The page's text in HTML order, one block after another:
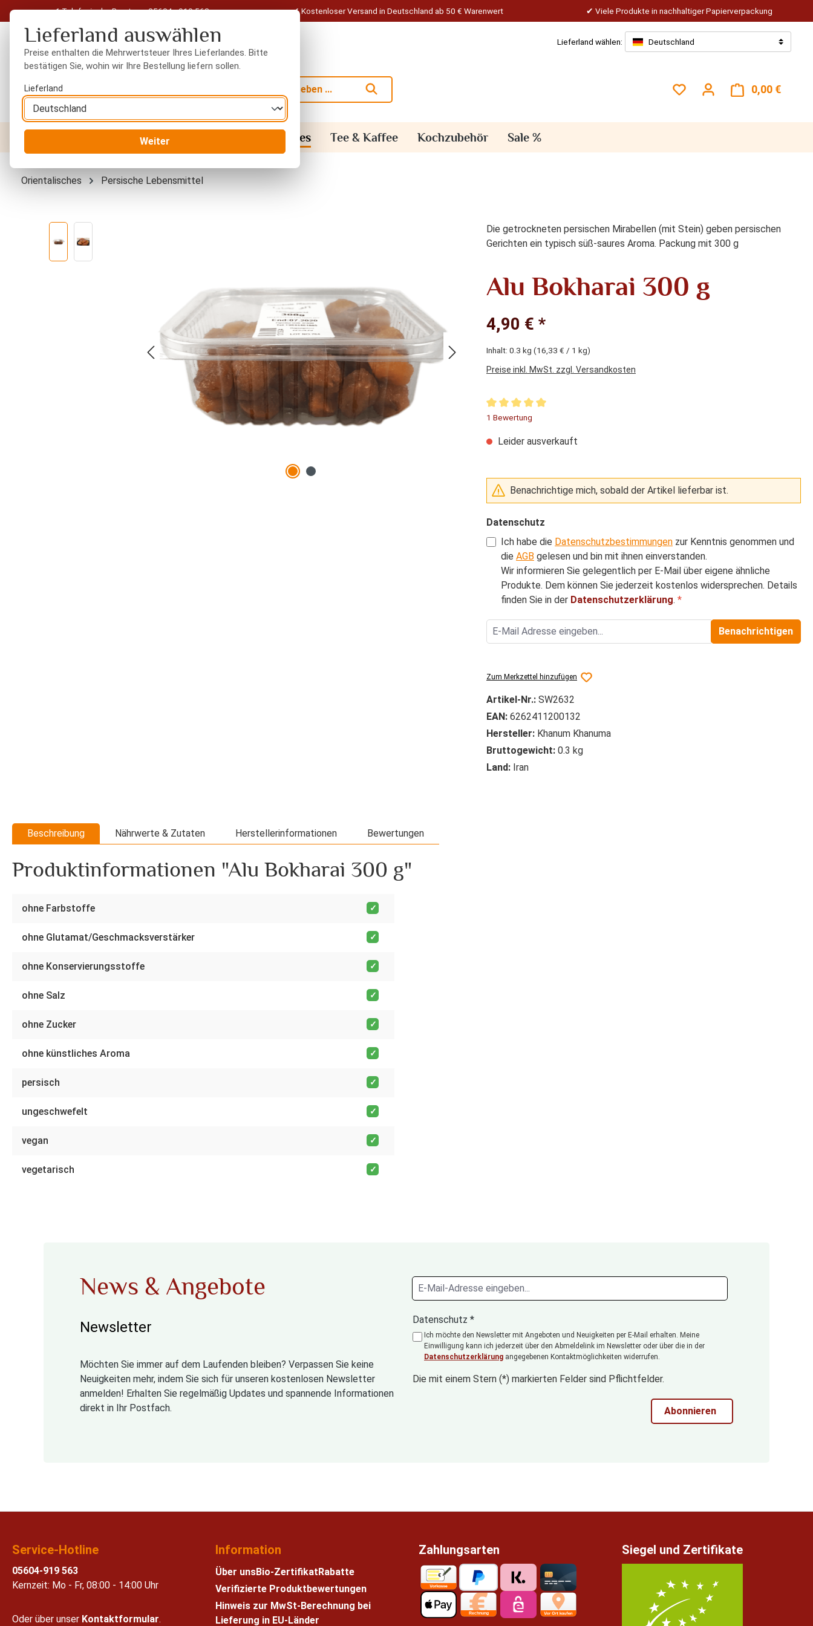
Hauptinhalt springen
Zur Suche springen
Zur Hauptnavigation springen
Telefonische Beratung: 05604 - 919 563 Kostenloser Versand in Deutschland ab 50 € Warenwert Viele Produkte in nachhaltiger Papierverpackung
Lieferland wählen: Deutschland
Du hast 0 Produkte auf
0,00 €
Trockenfrüchte Gewürze Orientalisches Tee & Kaffee Kochzubehör Sale %
Orientalisches Persische Lebensmittel
Bildergalerie überspringen
Die getrockneten persischen Mirabellen (mit Stein) geben persischen
Gerichten ein typisch süß-saures Aroma. Packung mit 300 g
Alu Bokharai 300 g
4,90 € *
Inhalt: 0.3 kg (16,33 € / 1 kg)
Preise inkl. MwSt. zzgl. Versandkosten
Durchschnittliche Bewertung von 5 von 5 Sternen
1 Bewertung
Leider ausverkauft
Benachrichtige mich, sobald der Artikel lieferbar ist.
Datenschutz
Ich habe die Datenschutzbestimmungen zur Kenntnis genommen und
die AGB gelesen und bin mit ihnen einverstanden.
Wir informieren Sie gelegentlich per E-Mail über eigene ähnliche
Produkte. Dem können Sie jederzeit kostenlos widersprechen. Details
finden Sie in der Datenschutzerklärung. *
Benachrichtigen
Zum Merkzettel hinzufügen
Artikel-Nr.: SW2632
EAN: 6262411200132
Hersteller: Khanum Khanuma
Bruttogewicht: 0.3 kg
Land: Iran
Beschreibung Nährwerte & Zutaten Herstellerinformationen Bewertungen
Produktinformationen "Alu Bokharai 300 g"
ohne Farbstoffe
ohne Glutamat/Geschmacksverstärker
ohne Konservierungsstoffe
ohne Salz
ohne Zucker
ohne künstliches Aroma
persisch
ungeschwefelt
vegan
vegetarisch
News & Angebote
Newsletter
Möchten Sie immer auf dem Laufenden bleiben? Verpassen Sie keine
Neuigkeiten mehr, indem Sie sich für unseren kostenlosen Newsletter
anmelden! Erhalten Sie regelmäßig Updates und spannende Informationen
direkt in Ihr Postfach.
Datenschutz *
Ich möchte den Newsletter mit Angeboten und Neuigkeiten per E-Mail erhalten. Meine
Einwilligung kann ich jederzeit über den Abmeldelink im Newsletter oder über die in der
Datenschutzerklärung angegebenen Kontaktmöglichkeiten widerrufen.
Die mit einem Stern (*) markierten Felder sind Pflichtfelder.
Abonnieren
Service-Hotline
05604-919 563
Kernzeit: Mo - Fr, 08:00 - 14:00 Uhr
Oder über unser Kontaktformular.
Information
Über unsBio-Zertifikat Rabatte
Verifizierte Produktbewertungen
Hinweis zur MwSt-Berechnung bei
Lieferung in EU-Länder
Zahlungsarten Siegel und Zertifikate
Lieferland auswählen
Preise enthalten die Mehrwertsteuer Ihres Lieferlandes. Bitte
bestätigen Sie, wohin wir Ihre Bestellung liefern sollen.
Lieferland
Weiter